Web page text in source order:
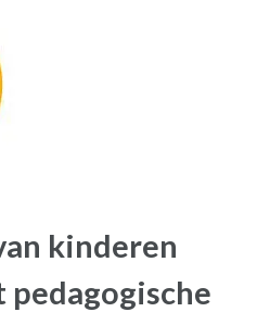
kinderen